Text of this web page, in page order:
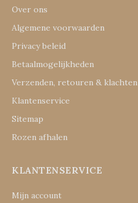
Over ons
Algemene voorwaarden
Privacy beleid
Betaalmogelijkheden
Verzenden, retouren & klachten
Klantenservice
Sitemap
Rozen afhalen
KLANTENSERVICE
Mijn account